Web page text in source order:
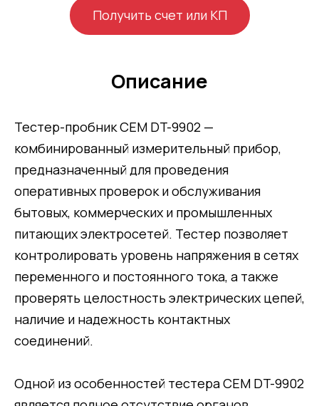
Получить счет или КП
Описание
Тестер-пробник CEM DT-9902 —
комбинированный измерительный прибор,
предназначенный для проведения
оперативных проверок и обслуживания
бытовых, коммерческих и промышленных
питающих электросетей. Тестер позволяет
контролировать уровень напряжения в сетях
переменного и постоянного тока, а также
проверять целостность электрических цепей,
наличие и надежность контактных
соединений.
Одной из особенностей тестера CEM DT-9902